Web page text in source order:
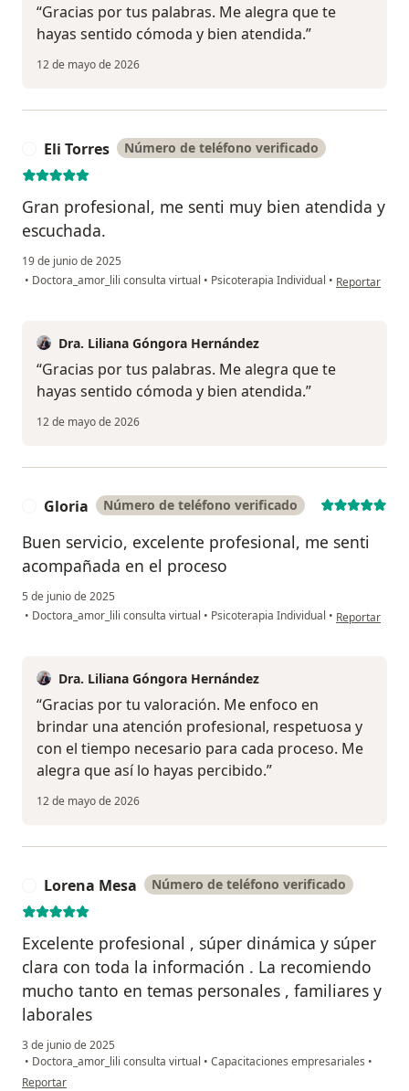
“Gracias por tus palabras. Me alegra que te
hayas sentido cómoda y bien atendida.”
12 de mayo de 2026
Eli Torres Número de teléfono verificado
Gran profesional, me senti muy bien atendida y
escuchada.
19 de junio de 2025
• Doctora_amor_lili consulta virtual • Psicoterapia Individual • en opinión
Reportar
Dra. Liliana Góngora Hernández
“Gracias por tus palabras. Me alegra que te
hayas sentido cómoda y bien atendida.”
12 de mayo de 2026
Gloria Número de teléfono verificado
Buen servicio, excelente profesional, me senti
acompañada en el proceso
5 de junio de 2025
• Doctora_amor_lili consulta virtual • Psicoterapia Individual • en opinión
Reportar
Dra. Liliana Góngora Hernández
“Gracias por tu valoración. Me enfoco en
brindar una atención profesional, respetuosa y
con el tiempo necesario para cada proceso. Me
alegra que así lo hayas percibido.”
12 de mayo de 2026
Lorena Mesa Número de teléfono verificado
Excelente profesional , súper dinámica y súper
clara con toda la información . La recomiendo
mucho tanto en temas personales , familiares y
laborales
3 de junio de 2025
• Doctora_amor_lili consulta virtual • Capacitaciones empresariales •
en opinión del usuario Lorena Mesa
Reportar